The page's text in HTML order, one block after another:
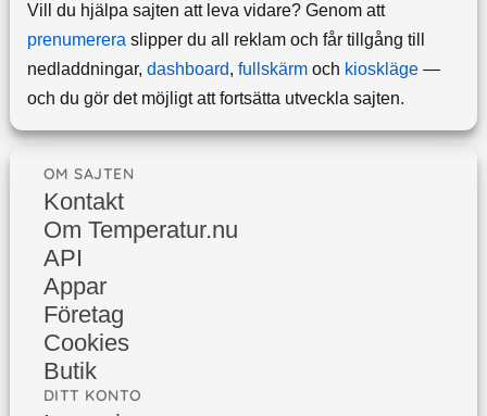
Vill du hjälpa sajten att leva vidare? Genom att
prenumereraslipper du all reklam och får tillgång till
nedladdningar, dashboard, fullskärmoch kioskläge—
och du gör det möjligt att fortsätta utveckla sajten.
OM SAJTEN
Kontakt
Om Temperatur.nu
API
Appar
Företag
Cookies
Butik
DITT KONTO